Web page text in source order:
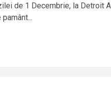
de 1 Decembrie, la Detroit